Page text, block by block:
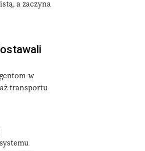
a zaczyna
w
transportu